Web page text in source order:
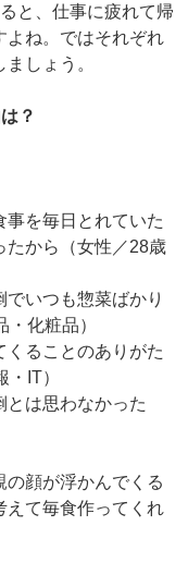
と、仕事に疲れて帰
よね。ではそれぞれ
しょう。
？
事を毎日とれていた
たから（女性／28歳
でいつも惣菜ばかり
化粧品）
くることのありがた
IT）
とは思わなかった
の顔が浮かんでくる
えて毎食作ってくれ